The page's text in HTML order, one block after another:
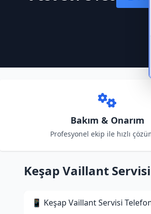
Bakım & Onarım
Profesyonel ekip ile hızlı
Keşap Vaillant
📱 Keşap Vaillant Servisi